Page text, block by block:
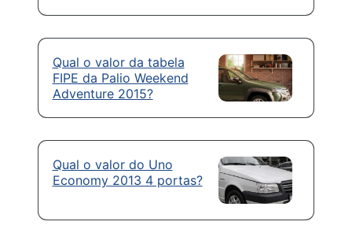
Qual o valor da tabela
FIPE da Palio Weekend
Adventure 2015?
Qual o valor do Uno
Economy 2013 4 portas?